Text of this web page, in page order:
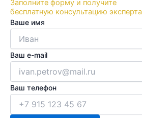
Заполните форму и получите
бесплатную консультацию эксперта
Ваше имя
Ваш e-mail
Ваш телефон